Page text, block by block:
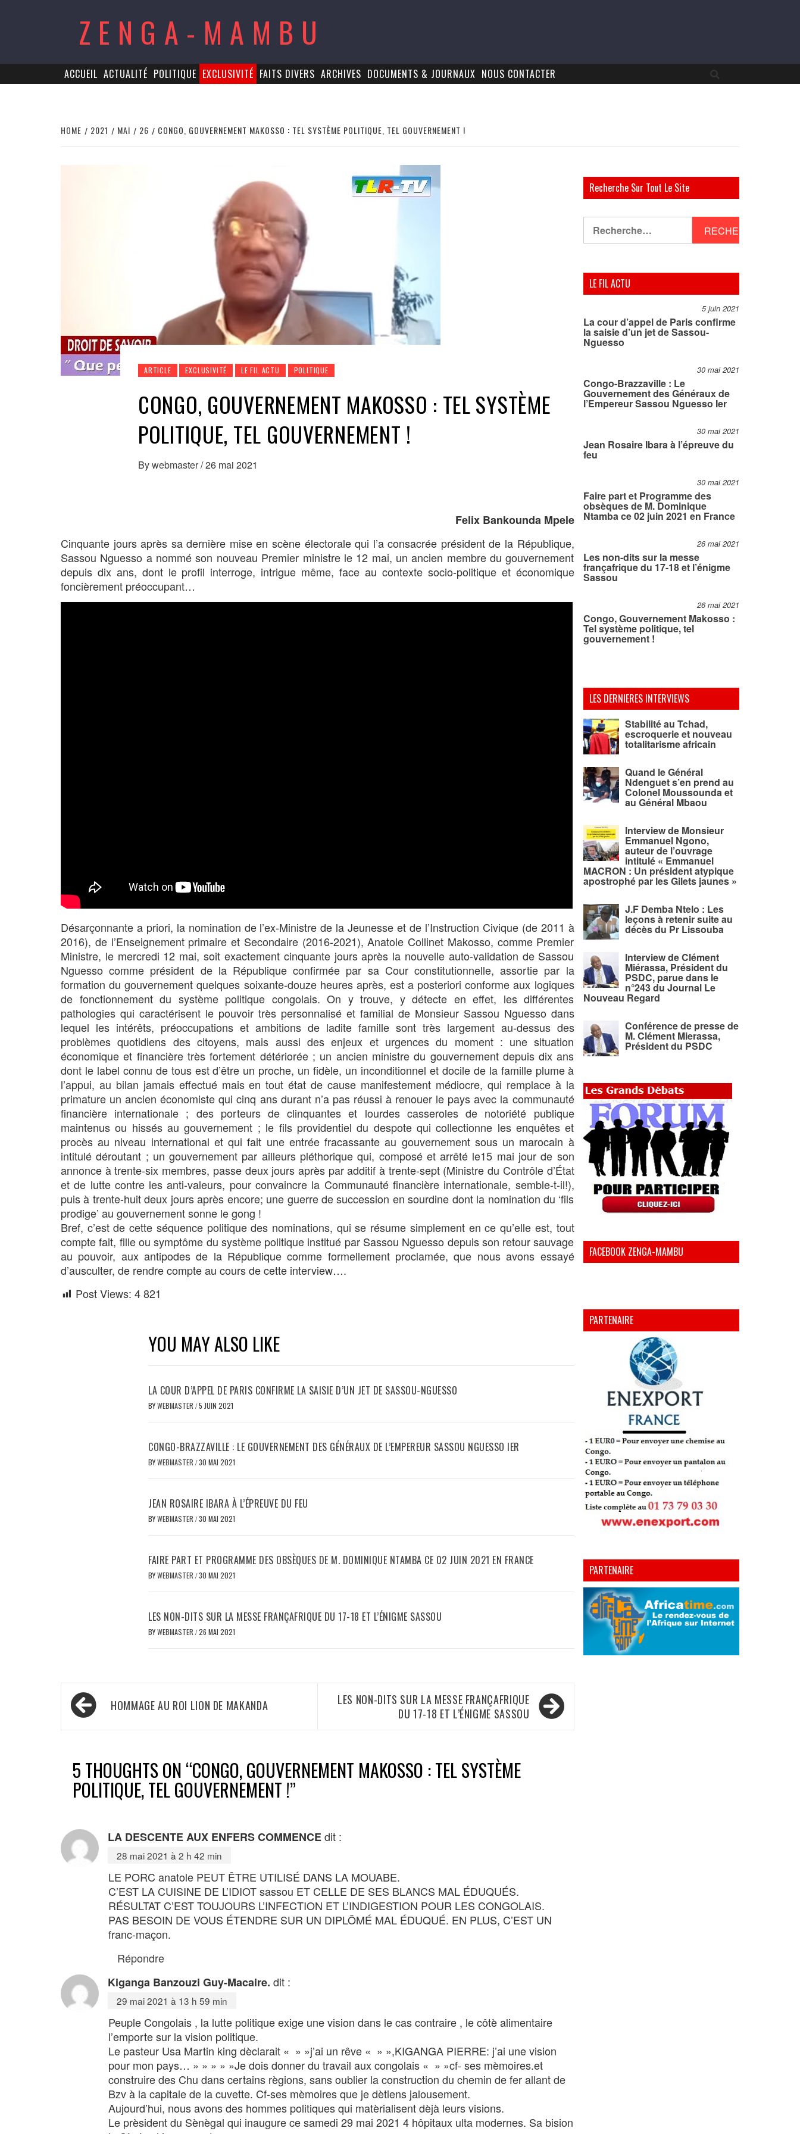
ZENGA-MAMBU
ACCUEIL ACTUALITÉ POLITIQUE EXCLUSIVITÉ FAITS DIVERS ARCHIVES DOCUMENTS & JOURNAUX NOUS CONTACTER
HOME 2021 MAI 26 CONGO, GOUVERNEMENT MAKOSSO : TEL SYSTÈME POLITIQUE, TEL GOUVERNEMENT !
ARTICLE EXCLUSIVITÉ LE FIL ACTU POLITIQUE
CONGO, GOUVERNEMENT MAKOSSO : TEL SYSTÈME
POLITIQUE, TEL GOUVERNEMENT !
Bywebmaster/26 mai 2021
Felix Bankounda Mpele
Cinquante jours après sa dernière mise en scène électorale qui l’a consacrée président de la République,
Sassou Nguesso a nommé son nouveau Premier ministre le 12 mai, un ancien membre du gouvernement
depuis dix ans, dont le profil interroge, intrigue même, face au contexte socio-politique et économique
foncièrement préoccupant…
Désarçonnante a priori, la nomination de l’ex-Ministre de la Jeunesse et de l’Instruction Civique (de 2011 à
2016), de l’Enseignement primaire et Secondaire (2016-2021), Anatole Collinet Makosso, comme Premier
Ministre, le mercredi 12 mai, soit exactement cinquante jours après la nouvelle auto-validation de Sassou
Nguesso comme président de la République confirmée par sa Cour constitutionnelle, assortie par la
formation du gouvernement quelques soixante-douze heures après, est a posteriori conforme aux logiques
de fonctionnement du système politique congolais. On y trouve, y détecte en effet, les différentes
pathologies qui caractérisent le pouvoir très personnalisé et familial de Monsieur Sassou Nguesso dans
lequel les intérêts, préoccupations et ambitions de ladite famille sont très largement au-dessus des
problèmes quotidiens des citoyens, mais aussi des enjeux et urgences du moment : une situation
économique et financière très fortement détériorée ; un ancien ministre du gouvernement depuis dix ans
dont le label connu de tous est d’être un proche, un fidèle, un inconditionnel et docile de la famille plume à
l’appui, au bilan jamais effectué mais en tout état de cause manifestement médiocre, qui remplace à la
primature un ancien économiste qui cinq ans durant n’a pas réussi à renouer le pays avec la communauté
financière internationale ; des porteurs de clinquantes et lourdes casseroles de notoriété publique
maintenus ou hissés au gouvernement ; le fils providentiel du despote qui collectionne les enquêtes et
procès au niveau international et qui fait une entrée fracassante au gouvernement sous un marocain à
intitulé déroutant ; un gouvernement par ailleurs pléthorique qui, composé et arrêté le15 mai jour de son
annonce à trente-six membres, passe deux jours après par additif à trente-sept (Ministre du Contrôle d’État
et de lutte contre les anti-valeurs, pour convaincre la Communauté financière internationale, semble-t-il!),
puis à trente-huit deux jours après encore; une guerre de succession en sourdine dont la nomination du ‘fils
prodige’ au gouvernement sonne le gong !
Bref, c’est de cette séquence politique des nominations, qui se résume simplement en ce qu’elle est, tout
compte fait, fille ou symptôme du système politique institué par Sassou Nguesso depuis son retour sauvage
au pouvoir, aux antipodes de la République comme formellement proclamée, que nous avons essayé
d’ausculter, de rendre compte au cours de cette interview….
Post Views: 4 821
YOU MAY ALSO LIKE
LA COUR D’APPEL DE PARIS CONFIRME LA SAISIE D’UN JET DE SASSOU-NGUESSO
BYWEBMASTER /5 JUIN 2021
CONGO-BRAZZAVILLE : LE GOUVERNEMENT DES GÉNÉRAUX DE L’EMPEREUR SASSOU NGUESSO IER
BYWEBMASTER /30 MAI 2021
JEAN ROSAIRE IBARA À L’ÉPREUVE DU FEU
BYWEBMASTER /30 MAI 2021
FAIRE PART ET PROGRAMME DES OBSÈQUES DE M. DOMINIQUE NTAMBA CE 02 JUIN 2021 EN FRANCE
BYWEBMASTER /30 MAI 2021
LES NON-DITS SUR LA MESSE FRANÇAFRIQUE DU 17-18 ET L’ÉNIGME SASSOU
BYWEBMASTER /26 MAI 2021
Navigation
de HOMMAGE AU ROI LION DE MAKANDA
LES NON-DITS SUR LA MESSE FRANÇAFRIQUE
DU 17-18 ET L’ÉNIGME SASSOU
5 THOUGHTS ON “CONGO, GOUVERNEMENT MAKOSSO : TEL SYSTÈME
POLITIQUE, TEL GOUVERNEMENT !”
LA DESCENTE AUX ENFERS COMMENCEdit :
28 mai 2021 à 2 h 42 min
LE PORC anatole PEUT ÊTRE UTILISÉ DANS LA MOUABE.
C’EST LA CUISINE DE L’IDIOT sassou ET CELLE DE SES BLANCS MAL ÉDUQUÉS.
RÉSULTAT C’EST TOUJOURS L’INFECTION ET L’INDIGESTION POUR LES CONGOLAIS.
PAS BESOIN DE VOUS ÉTENDRE SUR UN DIPLÔMÉ MAL ÉDUQUÉ. EN PLUS, C’EST UN
franc-maçon.
Répondre
Kiganga Banzouzi Guy-Macaire. dit :
29 mai 2021 à 13 h 59 min
Peuple Congolais , la lutte politique exige une vision dans le cas contraire , le côtè alimentaire
l’emporte sur la vision politique.
Le pasteur Usa Martin king dèclarait « » »j’ai un rêve « » »,KIGANGA PIERRE: j’ai une vision
pour mon pays… » » » » »Je dois donner du travail aux congolais « » »cf- ses mèmoires.et
construire des Chu dans certains règions, sans oublier la construction du chemin de fer allant de
Bzv à la capitale de la cuvette. Cf-ses mèmoires que je dètiens jalousement.
Aujourd’hui, nous avons des hommes politiques qui matèrialisent dèjà leurs visions.
Le prèsident du Sènègal qui inaugure ce samedi 29 mai 2021 4 hôpitaux ulta modernes. Sa bision
Recherche Sur Tout Le Site
LE FIL ACTU
5 juin 2021
La cour d’appel de Paris confirme
la saisie d’un jet de Sassou-
Nguesso
30 mai 2021
Congo-Brazzaville : Le
Gouvernement des Généraux de
l’Empereur Sassou Nguesso Ier
30 mai 2021
Jean Rosaire Ibara à l’épreuve du
feu
30 mai 2021
Faire part et Programme des
obsèques de M. Dominique
Ntamba ce 02 juin 2021 en France
26 mai 2021
Les non-dits sur la messe
françafrique du 17-18 et l’énigme
Sassou
26 mai 2021
Congo, Gouvernement Makosso :
Tel système politique, tel
gouvernement !
LES DERNIERES INTERVIEWS
Stabilité au Tchad,
escroquerie et nouveau
totalitarisme africain
Quand le Général
Ndenguet s’en prend au
Colonel Moussounda et
au Général Mbaou
Interview de Monsieur
Emmanuel Ngono,
auteur de l’ouvrage
intitulé « Emmanuel
MACRON : Un président atypique
apostrophé par les Gilets jaunes »
J.F Demba Ntelo : Les
leçons à retenir suite au
décès du Pr Lissouba
Interview de Clément
Miérassa, Président du
PSDC, parue dans le
n°243 du Journal Le
Nouveau Regard
Conférence de presse de
M. Clément Mierassa,
Président du PSDC
FACEBOOK ZENGA-MAMBU
PARTENAIRE
PARTENAIRE